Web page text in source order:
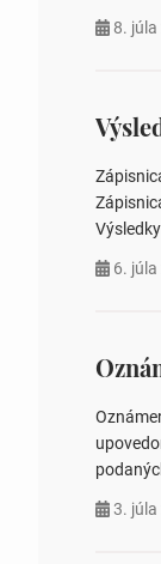
8.
na
6.
3. júla